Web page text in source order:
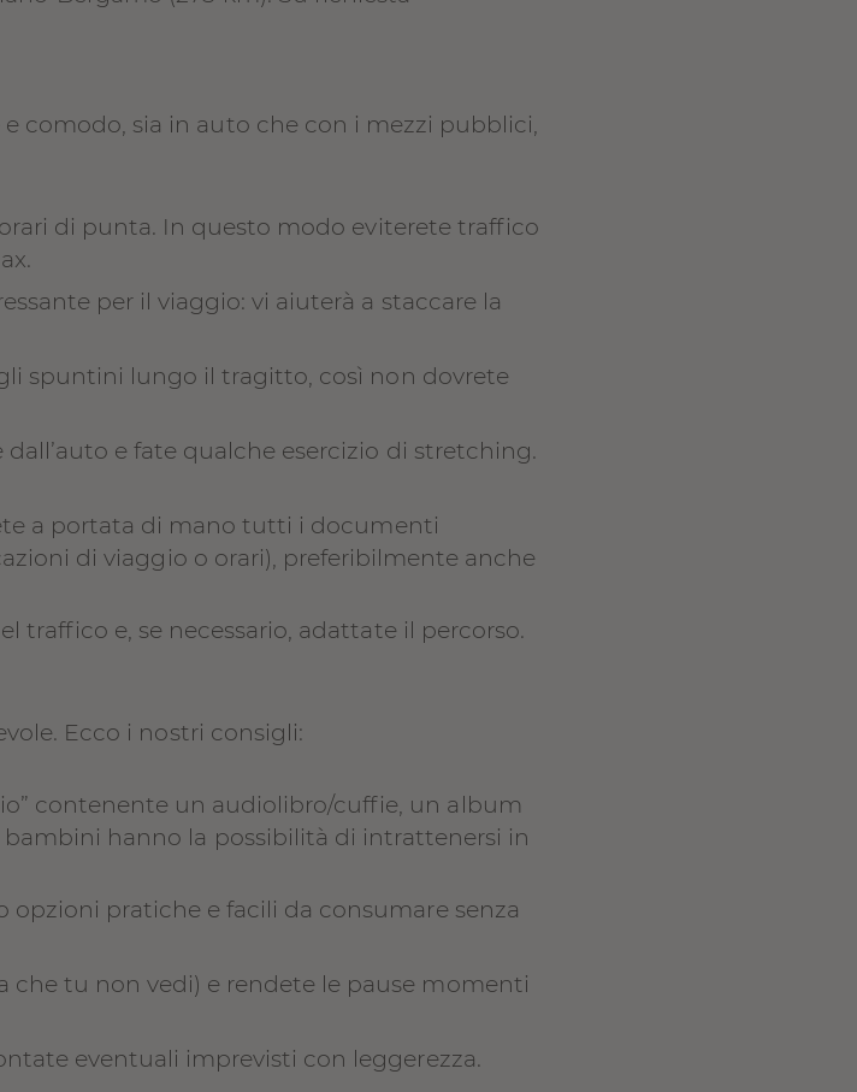
comodo, sia in auto che con i mezzi pubblici,
di punta. In questo modo eviterete traffico
per il viaggio: vi aiuterà a staccare la
spuntini lungo il tragitto, così non dovrete
e fate qualche esercizio di stretching.
a portata di mano tutti i documenti
di viaggio o orari), preferibilmente anche
traffico e, se necessario, adattate il percorso.
Ecco i nostri consigli:
contenente un audiolibro/cuffie, un album
hanno la possibilità di intrattenersi in
opzioni pratiche e facili da consumare senza
che tu non vedi) e rendete le pause momenti
eventuali imprevisti con leggerezza.